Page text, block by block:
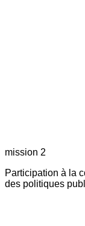
mission 2
Participation à la
des politiques